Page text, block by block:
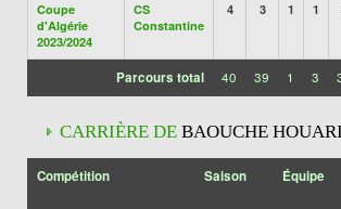
Coupe
d'Algérie
2023/2024
CS
Constantine
4 3 1 1
Parcours total 40 39 1 3
CARRIÈRE DE BAOUCHE HOUARI
Compétition Saison Équipe